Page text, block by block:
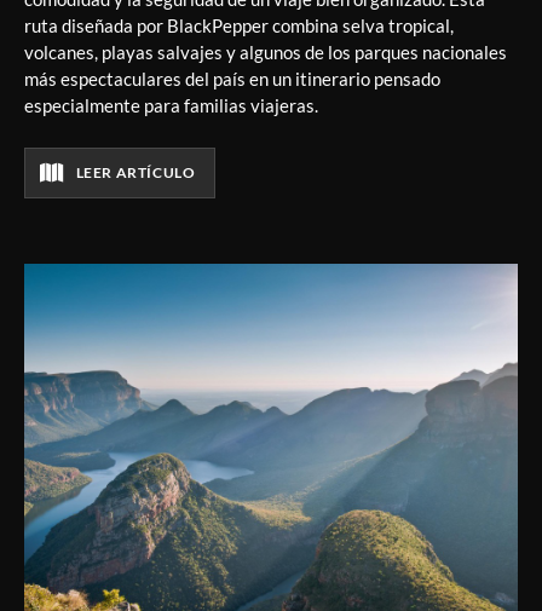
ruta diseñada por BlackPepper combina selva tropical,
volcanes, playas salvajes y algunos de los parques nacionales
más espectaculares del país en un itinerario pensado
especialmente para familias viajeras.
LEER ARTÍCULO